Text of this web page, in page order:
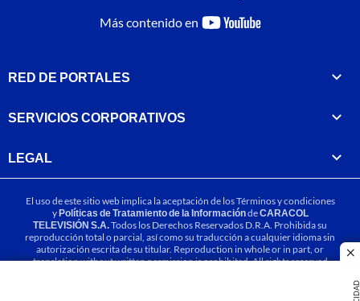
Más contenido en
youtube-
RED DE PORTALES
SERVICIOS CORPORATIVOS
LEGAL
El uso de este sitio web implica la aceptación de losTérminos y condiciones
yPolíticas de Tratamiento de la InformacióndeCARACOL
TELEVISIÓN S.A.Todos los Derechos Reservados D.R.A. Prohibida su
reproducción total o parcial, así como su traducción a cualquier idioma sin
autorización escrita de su titular. Reproduction in whole or in part, or
translation without written permission is prohibited. All rights reserved